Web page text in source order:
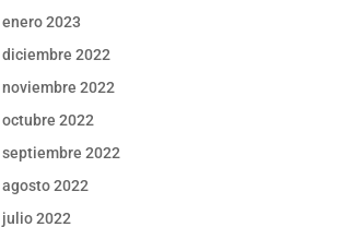
enero 2023
diciembre 2022
noviembre 2022
octubre 2022
septiembre 2022
agosto 2022
julio 2022